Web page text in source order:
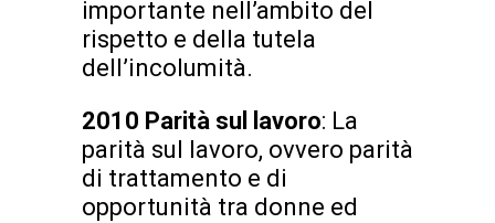
importante nell’ambito del
rispetto e della tutela
dell’incolumità.
2010 Parità sul lavoro: La
parità sul lavoro, ovvero parità
di trattamento e di
opportunità tra donne ed